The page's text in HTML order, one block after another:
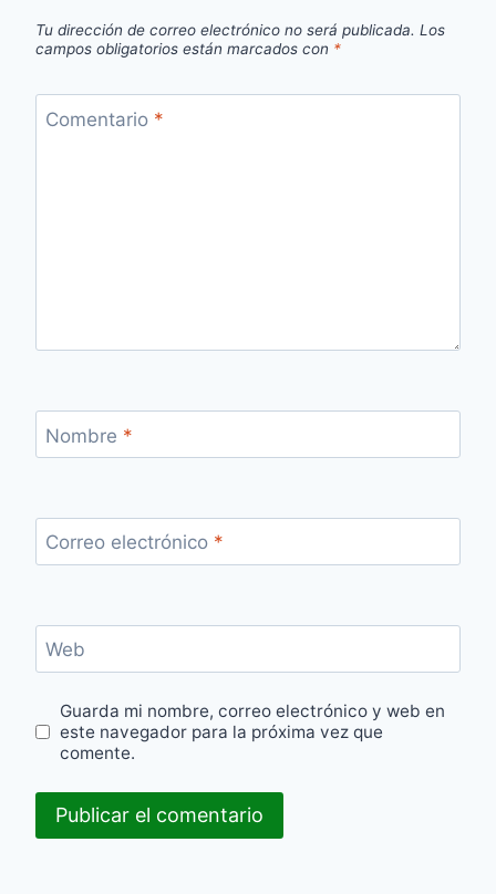
Tu dirección de correo electrónico no será publicada. Los
campos obligatorios están marcados con *
Comentario *
Nombre *
Correo electrónico *
Web
Guarda mi nombre, correo electrónico y web en
este navegador para la próxima vez que
comente.